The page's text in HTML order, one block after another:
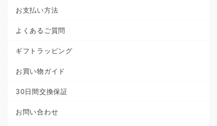
お支払い方法
よくあるご質問
ギフトラッピング
お買い物ガイド
30日間交換保証
お問い合わせ